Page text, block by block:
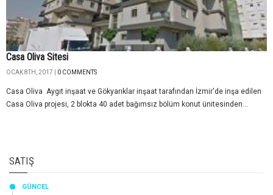
Casa Oliva Sitesi
OCAK 8TH, 2017 | 0 COMMENTS
Casa Oliva Aygıt inşaat ve Gökyarıklar inşaat tarafından İzmir'de inşa edilen
Casa Oliva projesi, 2 blokta 40 adet bağımsız bölüm konut ünitesinden...
SATIŞ
GÜNCEL